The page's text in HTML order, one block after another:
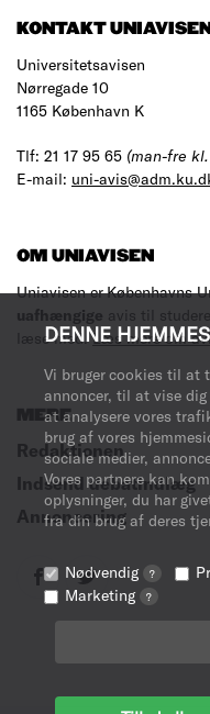
DENNE
Vi bruger cookies til at
annoncer, til at vise
at analysere vores
brug af vores
sociale medier,
Vores partnere kan
oplysninger, du har
fra din brug af deres
Nødvendig ?
Marketing ?
KONTAKT UNIAVISEN
Universitetsavisen
Nørregade 10
1165 København K
Tlf: 21 17 95 65 (man-fre kl.
E-mail: uni-
OM UNIAVISEN
Uniavisen er Københavns
uafhængige avis til
læse med.Læs mere om
MERE
Redaktionen
Indsend debatindlæg
Annoncering